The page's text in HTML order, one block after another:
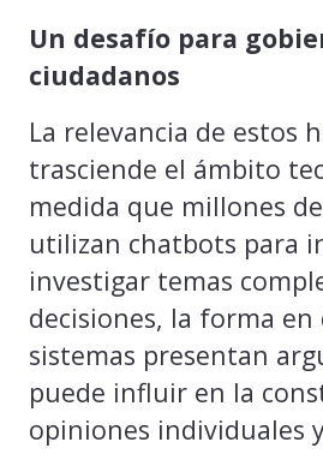
Un desafío para
ciudadanos
La relevancia de estos
trasciende el ámbito
medida que millones
utilizan chatbots para
investigar temas
decisiones, la forma en
sistemas presentan
puede influir en la
opiniones individuales